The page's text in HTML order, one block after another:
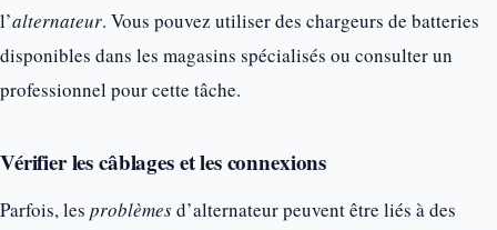
l’alternateur. Vous pouvez utiliser des chargeurs de batteries
disponibles dans les magasins spécialisés ou consulter un
professionnel pour cette tâche.
Vérifier les câblages et les connexions
Parfois, les problèmesd’alternateur peuvent être liés à des